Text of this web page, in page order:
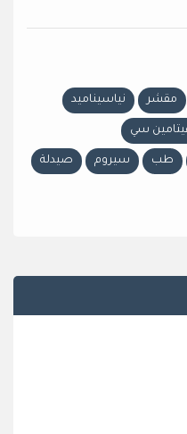
مقشر نياسيناميد
سي
طب سيروم صيدلة